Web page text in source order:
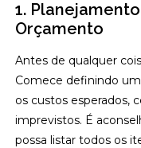
1.
Orçamento
Antes de qualquer
Comece definindo
os custos esperados,
imprevistos. É
possa listar todos os